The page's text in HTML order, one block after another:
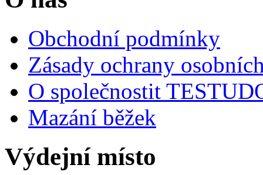
Obchodní podmínky
Zásady ochrany
O společnostit
Mazání běžek
Výdejní místo